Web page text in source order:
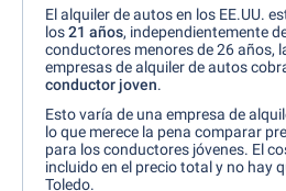
El alquiler de autos en los EE.UU.
los21 años, independientemente
conductores menores de 26 años,
empresas de alquiler de autos
conductor joven.
Esto varía de una empresa de
lo que merece la pena comparar
para los conductores jóvenes. El
incluido en el precio total y no hay
Toledo.